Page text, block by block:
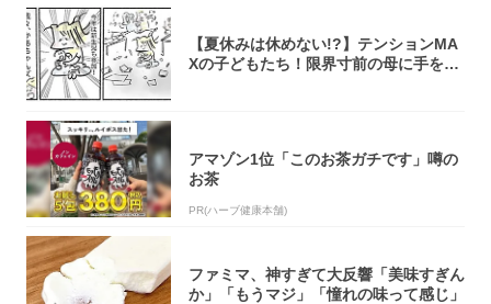
【夏休みは休めない!?】テンションMA
Xの子どもたち！限界寸前の母に手を差
アマゾン1位「このお茶ガチです」噂の
お茶
PR(ハーブ健康本舗)
ファミマ、神すぎて大反響「美味すぎん
か」「もうマジ」「憧れの味って感じ」